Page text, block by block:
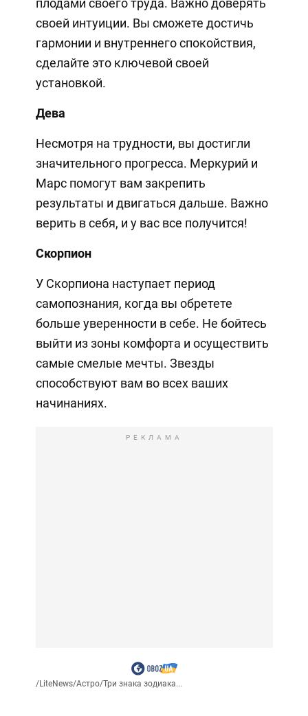
плодами своего труда. Важно доверять
своей интуиции. Вы сможете достичь
гармонии и внутреннего спокойствия,
сделайте это ключевой своей
установкой.
Дева
Несмотря на трудности, вы достигли
значительного прогресса. Меркурий и
Марс помогут вам закрепить
результаты и двигаться дальше. Важно
верить в себя, и у вас все получится!
Скорпион
У Скорпиона наступает период
самопознания, когда вы обретете
больше уверенности в себе. Не бойтесь
выйти из зоны комфорта и осуществить
самые смелые мечты. Звезды
способствуют вам во всех ваших
начинаниях.
РЕКЛАМА
/LiteNews/Астро/Три знака зодиака...